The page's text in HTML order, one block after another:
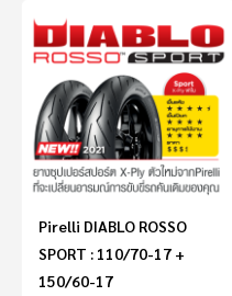
Pirelli DIABLO ROSSO
SPORT : 110/70-17 +
150/60-17